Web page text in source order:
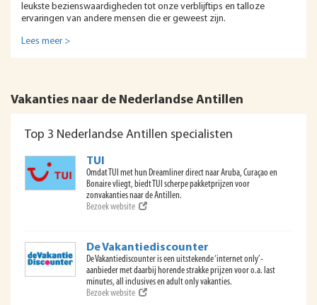
leukste bezienswaardigheden tot onze verblijftips en talloze
ervaringen van andere mensen die er geweest zijn.
Lees meer >
Vakanties naar de Nederlandse Antillen
Top 3 Nederlandse Antillen specialisten
TUI
Omdat TUI met hun Dreamliner direct naar Aruba, Curaçao en
Bonaire vliegt, biedt TUI scherpe pakketprijzen voor
zonvakanties naar de Antillen.
Bezoek website
De Vakantiediscounter
De Vakantiediscounter is een uitstekende ‘internet only’-
aanbieder met daarbij horende strakke prijzen voor o.a. last
minutes, all inclusives en adult only vakanties.
Bezoek website